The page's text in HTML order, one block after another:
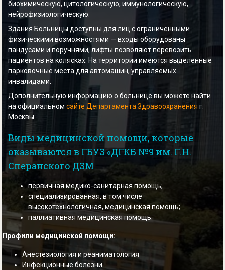
биохимическую, цитологическую, иммунологическую,
нейрофизиологическую.
Здания Больницы доступны для лиц с ограниченными
физическими возможностями — входы оборудованы
пандусами и поручнями, лифты позволяют перевозить
пациентов на колясках. На территории имеются выделенные
парковочные места для автомашин, управляемых
инвалидами.
Дополнительную информацию о больнице вы можете найти
на официальном сайте Департамента Здравоохранения г.
Москвы.
Виды медицинской помощи, которые
оказываются в ГБУЗ «ДГКБ №9 им. Г.Н.
Сперанского ДЗМ
первичная медико-санитарная помощь;
специализированная, в том числе
высокотехнологичная, медицинская помощь;
паллиативная медицинская помощь.
Профили медицинской помощи:
Анестезиология и реаниматология
Инфекционные болезни